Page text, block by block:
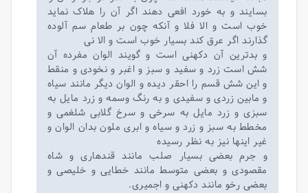
بسایند و به خورد افعی دهند اگر آن را هلاک نماید
خوب است و الا فلا و آنکه چون بر طعام سم آلوده
گذارند اگر عرق کند بسیار خوب است و الا نی
و بدترین آن دکهنی است و گویند الوان مفرده آن
شش است زرد و سفید و سبز و اغبر و نخودی و منقط
و این شش قسم را احقر دیده و الوان دیگر مانند سیاه
و مابین زردی و سفیدی و به رنگ وسمه و زرد مایل به
سبزی و زرد مایل به سرخی و سرخ گلابی شلغمی و
مخطط به سبز و زرد و سیاه و ابری ملون بدان الوان و
غیر اینها نیز به نظر رسیده
و جرم بعضی بسیار صلب مانند قندهاری و شاه
مقصودی و بعضی متوسط مانند خطایی و خلیصی و
بعضی رخو مانند دکهنی و اجمیری.